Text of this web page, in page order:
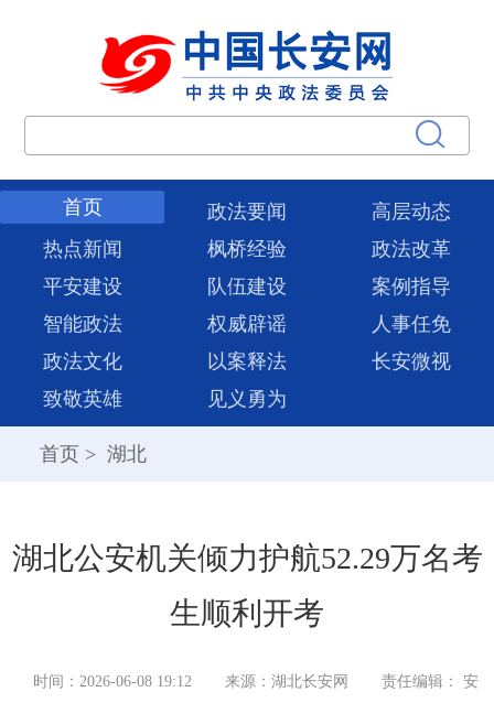
首页 政法要闻
高层动态
热点新闻
枫桥经验
政法改革
平安建设
队伍建设
案例指导
智能政法
权威辟谣
人事任免
政法文化
以案释法
长安微视
致敬英雄
见义勇为
首页 > 湖北
湖北公安机关倾力护航52.29万名考
生顺利开考
时间：2026-06-08 19:12 来源：湖北长安网
责任编辑： 安